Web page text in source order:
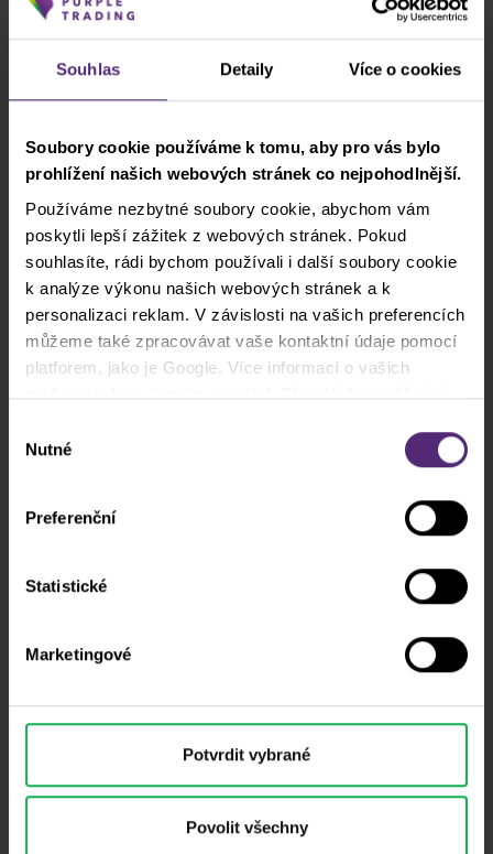
Souhlas Detaily Více o cookies
Soubory cookie používáme k tomu, aby pro vás bylo
prohlížení našich webových stránek co nejpohodlnější.
Používáme nezbytné soubory cookie, abychom vám
poskytli lepší zážitek z webových stránek. Pokud
souhlasíte, rádi bychom používali i další soubory cookie
k analýze výkonu našich webových stránek a k
personalizaci reklam. V závislosti na vašich preferencích
můžeme také zpracovávat vaše kontaktní údaje pomocí
platforem, jako je Google. Více informací o vašich
možnostech se dozvíte v našichZásadách používání
a souhlasíte s tím, že sdílíme vaše informace s třetími
stranami, například s našimi marketingovými partnery. To
zpracovávány ve Spojených státech amerických.
souhlasu
Nutné
Preferenční
Statistické
Marketingové
Potvrdit vybrané
Povolit všechny
Donald Trump EURCZK Forex
Fundamentální analýza GBPUSD
Indikátory Intraday Komodity
Legendy tradingu Meta
NASDAQ Obchodní strategie
Platina
Pokročilí obchodníci Poziční
Price action Psychologie
Ropa
Top 3 akcie
Trading robot Uber
USDCZK Warren Buffet Začátečníci
Zkušení obchodníci Zlato